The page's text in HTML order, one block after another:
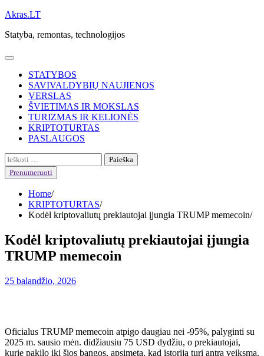
Skip
content
Akras.LT
Statyba, remontas, technologijos
STATYBOS
SAVIVALDYBIŲ NAUJIENOS
VERSLAS
ŠVIETIMAS IR MOKSLAS
TURIZMAS IR KELIONĖS
KRIPTOTURTAS
PASLAUGOS
Ieškoti:
Prenumeruoti
Home
KRIPTOTURTAS
Kodėl kriptovaliutų prekiautojai įjungia TRUMP memecoin
Kodėl kriptovaliutų prekiautojai įjungia
TRUMP memecoin
25 balandžio, 2026
Oficialus TRUMP memecoin atpigo daugiau nei -95%, palyginti su
2025 m. sausio mėn. didžiausiu 75 USD dydžiu, o prekiautojai,
kurie pakilo iki šios bangos, apsimeta, kad istorija turi antrą veiksmą.